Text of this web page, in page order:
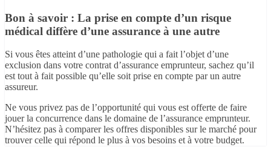
Bon à savoir : La prise en compte d’un risque
médical diffère d’une assurance à une autre
Si vous êtes atteint d’une pathologie qui a fait l’objet d’une
exclusion dans votre contrat d’assurance emprunteur, sachez qu’il
est tout à fait possible qu’elle soit prise en compte par un autre
assureur.
Ne vous privez pas de l’opportunité qui vous est offerte de faire
jouer la concurrence dans le domaine de l’assurance emprunteur.
N’hésitez pas à comparer les offres disponibles sur le marché pour
trouver celle qui répond le plus à vos besoins et à votre budget.